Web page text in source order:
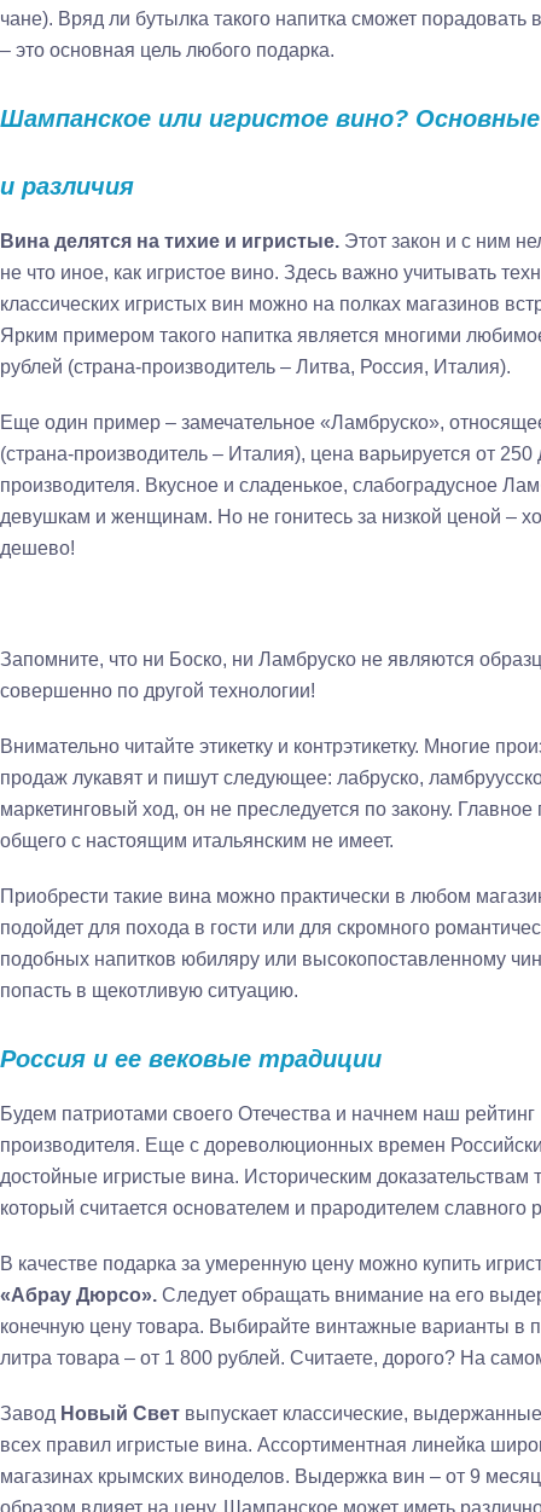
чане). Вряд ли бутылка такого напитка сможет порадовать
– это основная цель любого подарка.
Шампанское или игристое вино?
и различия
Вина делятся на тихие и игристые. Этот закон и с ним
не что иное, как игристое вино. Здесь важно учитывать
классических игристых вин можно на полках магазинов
Ярким примером такого напитка является многими
рублей (страна-производитель – Литва, Россия, Италия).
Еще один пример – замечательное «Ламбруско»,
(страна-производитель – Италия), цена варьируется от
производителя. Вкусное и сладенькое, слабоградусное
девушкам и женщинам. Но не гонитесь за низкой ценой –
дешево!
Запомните, что ни Боско, ни Ламбруско не являются
совершенно по другой технологии!
Внимательно читайте этикетку и контрэтикетку. Многие
продаж лукавят и пишут следующее: лабруско,
маркетинговый ход, он не преследуется по закону.
общего с настоящим итальянским не имеет.
Приобрести такие вина можно практически в любом
подойдет для похода в гости или для скромного
подобных напитков юбиляру или высокопоставленному
попасть в щекотливую ситуацию.
Россия и ее вековые традиции
Будем патриотами своего Отечества и начнем наш
производителя. Еще с дореволюционных времен
достойные игристые вина. Историческим доказательствам
который считается основателем и прародителем славного
В качестве подарка за умеренную цену можно купить
«Абрау Дюрсо». Следует обращать внимание на его
конечную цену товара. Выбирайте винтажные варианты в
литра товара – от 1 800 рублей. Считаете, дорого? На
Завод Новый Свет выпускает классические,
всех правил игристые вина. Ассортиментная линейка
магазинах крымских виноделов. Выдержка вин – от 9
образом влияет на цену. Шампанское может иметь